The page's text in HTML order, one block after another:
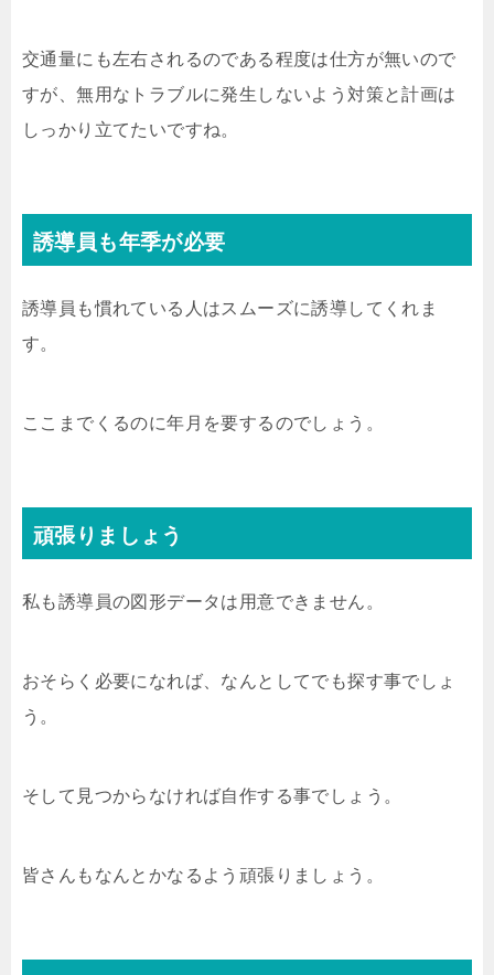
交通量にも左右されるのである程度は仕方が無いので
すが、無用なトラブルに発生しないよう対策と計画は
しっかり立てたいですね。
誘導員も年季が必要
誘導員も慣れている人はスムーズに誘導してくれま
す。
ここまでくるのに年月を要するのでしょう。
頑張りましょう
私も誘導員の図形データは用意できません。
おそらく必要になれば、なんとしてでも探す事でしょ
う。
そして見つからなければ自作する事でしょう。
皆さんもなんとかなるよう頑張りましょう。